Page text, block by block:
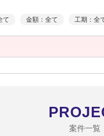
て 金額：全て 工期：全
案件一覧